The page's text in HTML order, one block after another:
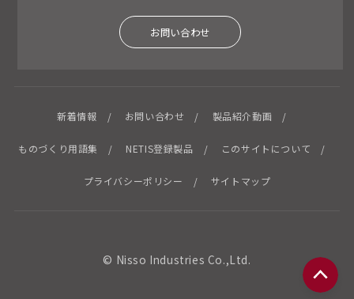
お問い合わせ
新着情報 お問い合わせ 製品紹介動画
ものづくり用語集 NETIS登録製品 このサイトについて
プライバシーポリシー サイトマップ
© Nisso Industries Co.,Ltd.